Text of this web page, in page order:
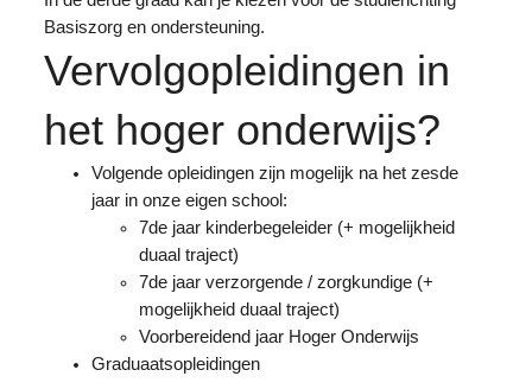
Basiszorg en ondersteuning.
Vervolgopleidingen in
het hoger onderwijs?
Volgende opleidingen zijn mogelijk na het zesde
jaar in onze eigen school:
7de jaar kinderbegeleider (+ mogelijkheid
duaal traject)
7de jaar verzorgende / zorgkundige (+
mogelijkheid duaal traject)
Voorbereidend jaar Hoger Onderwijs
Graduaatsopleidingen